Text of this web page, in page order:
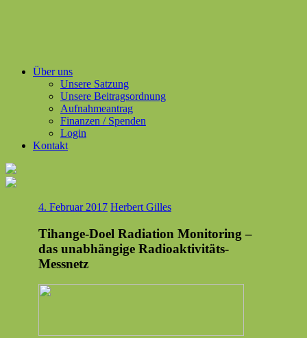
Über uns
Unsere Satzung
Unsere Beitragsordnung
Aufnahmeantrag
Finanzen / Spenden
Login
Kontakt
4. Februar 2017 Herbert Gilles
Tihange-Doel Radiation Monitoring –
das unabhängige Radioaktivitäts-
Messnetz